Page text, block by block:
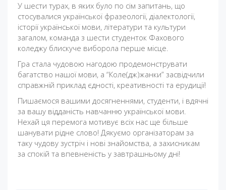
У шести турах, в яких було по сім запитань, що
стосувалися української фразеології, діалектології,
історії української мови, літератури та культури
загалом, команда з шести студенток Фахового
коледжу блискуче виборола перше місце.
Гра стала чудовою нагодою продемонструвати
багатство нашої мови, а “Коле(дж)жанки” засвідчили
справжній приклад єдності, креативності та ерудиції!
Пишаємося вашими досягненнями, студенти, і вдячні
за вашу відданість навчанню української мови.
Нехай ця перемога мотивує всіх нас ще більше
шанувати рідне слово! Дякуємо організаторам за
таку чудову зустріч і нові знайомства, а захисникам
за спокій та впевненість у завтрашньому дні!